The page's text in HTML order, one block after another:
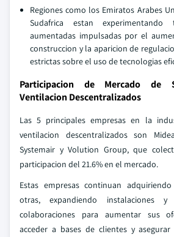
Regiones como los Emiratos Arabes
Sudafrica estan
aumentadas impulsadas por el
construccion y la aparicion de
estrictas sobre el uso de tecnologias
Participacion de Mercado de
Ventilacion Descentralizados
Las 5 principales empresas en la
ventilacion descentralizados son
Systemair y Volution Group, que
participacion del 21.6% en el mercado.
Estas empresas continuan
otras, expandiendo instalaciones y
colaboraciones para aumentar sus
acceder a bases de clientes y